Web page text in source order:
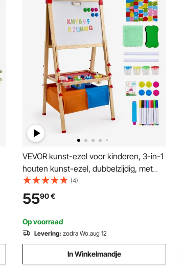
VEVOR kunst-ezel voor kinderen, 3-in-1
houten kunst-ezel, dubbelzijdig, met
magnetisch whiteboard, krijtbord,
papierrol, verstelbaar tekenbord met
schilderaccessoires, voor kinderen
vanaf 3 jaar
(4)
5590€
Op voorraad
Levering: zodra Wo.aug 12
In Winkelmandje